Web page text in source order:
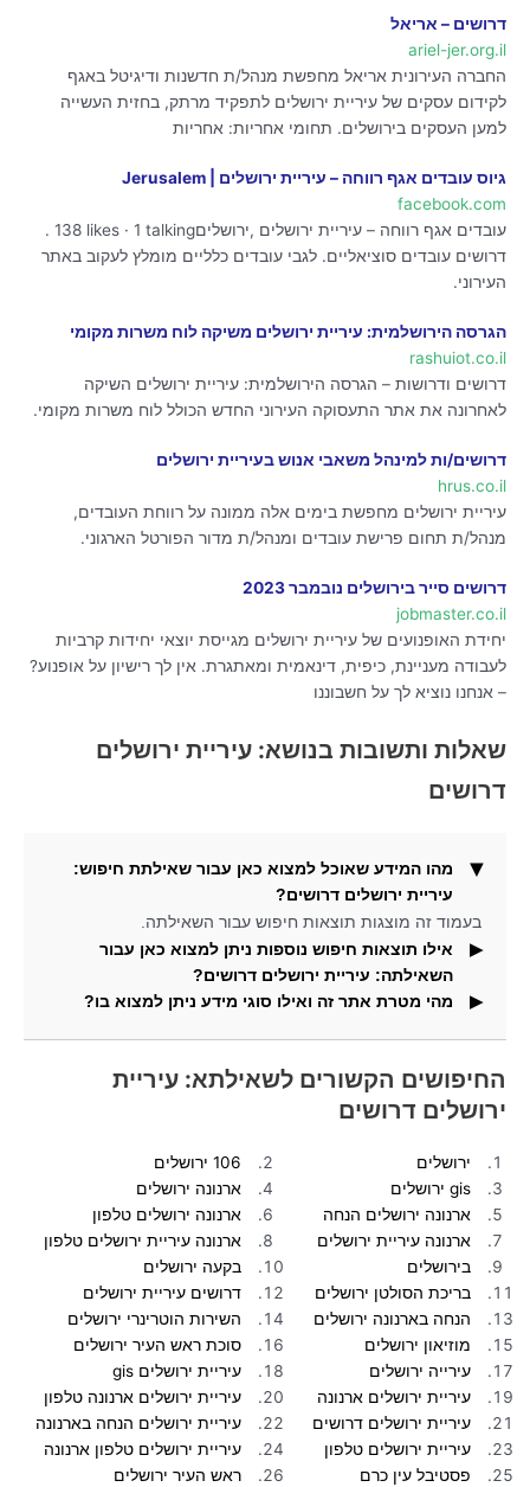
דרושים – אריאל
ariel-jer.org.il
החברה העירונית אריאל מחפשת מנהל/ת חדשנות ודיגיטל באגף
לקידום עסקים של עיריית ירושלים לתפקיד מרתק, בחזית העשייה
למען העסקים בירושלים. תחומי אחריות: אחריות
גיוס עובדים אגף רווחה – עיריית ירושלים | Jerusalem
facebook.com
עובדים אגף רווחה – עיריית ירושלים‎, ‎ירושלים‎. 138 likes · 1 talking
דרושים עובדים סוציאליים. לגבי עובדים כלליים מומלץ לעקוב באתר
העירוני.
הגרסה הירושלמית: עיריית ירושלים משיקה לוח משרות מקומי
rashuiot.co.il
דרושים ודרושות – הגרסה הירושלמית: עיריית ירושלים השיקה
לאחרונה את אתר התעסוקה העירוני החדש הכולל לוח משרות מקומי.
דרושים/ות למינהל משאבי אנוש בעיריית ירושלים
hrus.co.il
עיריית ירושלים מחפשת בימים אלה ממונה על רווחת העובדים,
מנהל/ת תחום פרישת עובדים ומנהל/ת מדור הפורטל הארגוני.
דרושים סייר בירושלים נובמבר 2023
jobmaster.co.il
יחידת האופנועים של עיריית ירושלים מגייסת יוצאי יחידות קרביות
לעבודה מעניינת, כיפית, דינאמית ומאתגרת. אין לך רישיון על אופנוע?
– אנחנו נוציא לך על חשבוננו
שאלות ותשובות בנושא: עיריית ירושלים
דרושים
מהו המידע שאוכל למצוא כאן עבור שאילתת חיפוש:
עיריית ירושלים דרושים?
בעמוד זה מוצגות תוצאות חיפוש עבור השאילתה.
אילו תוצאות חיפוש נוספות ניתן למצוא כאן עבור
השאילתה: עיריית ירושלים דרושים?
וגם תמצאו בדף זה תמונות העונות על שאילתת החיפוש.
מהי מטרת אתר זה ואילו סוגי מידע ניתן למצוא בו?
החיפושים הקשורים לשאילתא: עיריית
ירושלים דרושים
ירושלים
106 ירושלים
gis ירושלים
ארנונה ירושלים
ארנונה ירושלים הנחה
ארנונה ירושלים טלפון
ארנונה עיריית ירושלים
ארנונה עיריית ירושלים טלפון
בירושלים
בקעה ירושלים
בריכת הסולטן ירושלים
דרושים עיריית ירושלים
הנחה בארנונה ירושלים
השירות הוטרינרי ירושלים
מוזיאון ירושלים
סוכת ראש העיר ירושלים
עירייה ירושלים
עיריית ירושלים gis
עיריית ירושלים ארנונה
עיריית ירושלים ארנונה טלפון
עיריית ירושלים דרושים
עיריית ירושלים הנחה בארנונה
עיריית ירושלים טלפון
עיריית ירושלים טלפון ארנונה
פסטיבל עין כרם
ראש העיר ירושלים